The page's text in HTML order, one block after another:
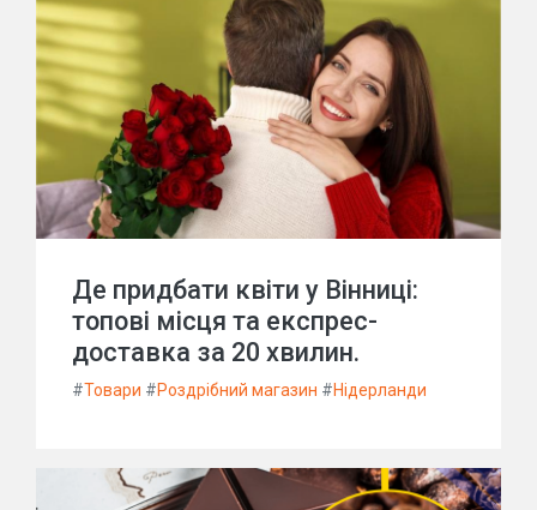
Де придбати квіти у Вінниці:
топові місця та експрес-
доставка за 20 хвилин.
#Товари #Роздрібний магазин #Нідерланди